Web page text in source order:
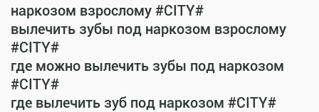
наркозом взрослому #CITY#
вылечить зубы под наркозом взрослому
#CITY#
где можно вылечить зубы под наркозом
#CITY#
где вылечить зуб под наркозом #CITY#